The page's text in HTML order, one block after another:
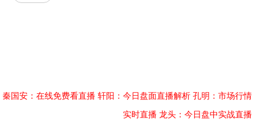
秦国安：在线免费看直播 轩阳：今日盘面直播解析 孔明：市场行情
实时直播 龙头：今日盘中实战直播